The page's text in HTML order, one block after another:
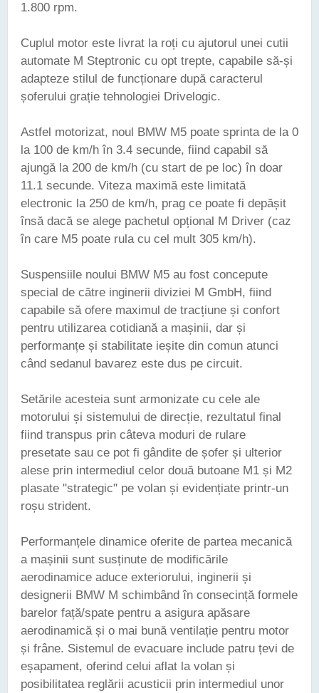
1.800 rpm.
Cuplul motor este livrat la roți cu ajutorul unei cutii
automate M Steptronic cu opt trepte, capabile să-și
adapteze stilul de funcționare după caracterul
șoferului grație tehnologiei Drivelogic.
Astfel motorizat, noul BMW M5 poate sprinta de la 0
la 100 de km/h în 3.4 secunde, fiind capabil să
ajungă la 200 de km/h (cu start de pe loc) în doar
11.1 secunde. Viteza maximă este limitată
electronic la 250 de km/h, prag ce poate fi depășit
însă dacă se alege pachetul opțional M Driver (caz
în care M5 poate rula cu cel mult 305 km/h).
Suspensiile noului BMW M5 au fost concepute
special de către inginerii diviziei M GmbH, fiind
capabile să ofere maximul de tracțiune și confort
pentru utilizarea cotidiană a mașinii, dar și
performanțe și stabilitate ieșite din comun atunci
când sedanul bavarez este dus pe circuit.
Setările acesteia sunt armonizate cu cele ale
motorului și sistemului de direcție, rezultatul final
fiind transpus prin câteva moduri de rulare
presetate sau ce pot fi gândite de șofer și ulterior
alese prin intermediul celor două butoane M1 și M2
plasate "strategic" pe volan și evidențiate printr-un
roșu strident.
Performanțele dinamice oferite de partea mecanică
a mașinii sunt susținute de modificările
aerodinamice aduce exteriorului, inginerii și
designerii BMW M schimbând în consecință formele
barelor față/spate pentru a asigura apăsare
aerodinamică și o mai bună ventilație pentru motor
și frâne. Sistemul de evacuare include patru țevi de
eșapament, oferind celui aflat la volan și
posibilitatea reglării acusticii prin intermediul unor